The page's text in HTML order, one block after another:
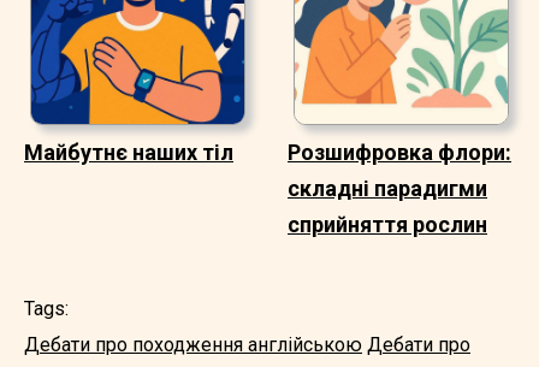
Майбутнє наших тіл
Розшифровка флори:
складні парадигми
сприйняття рослин
Tags:
Дебати про походження англійською Дебати про